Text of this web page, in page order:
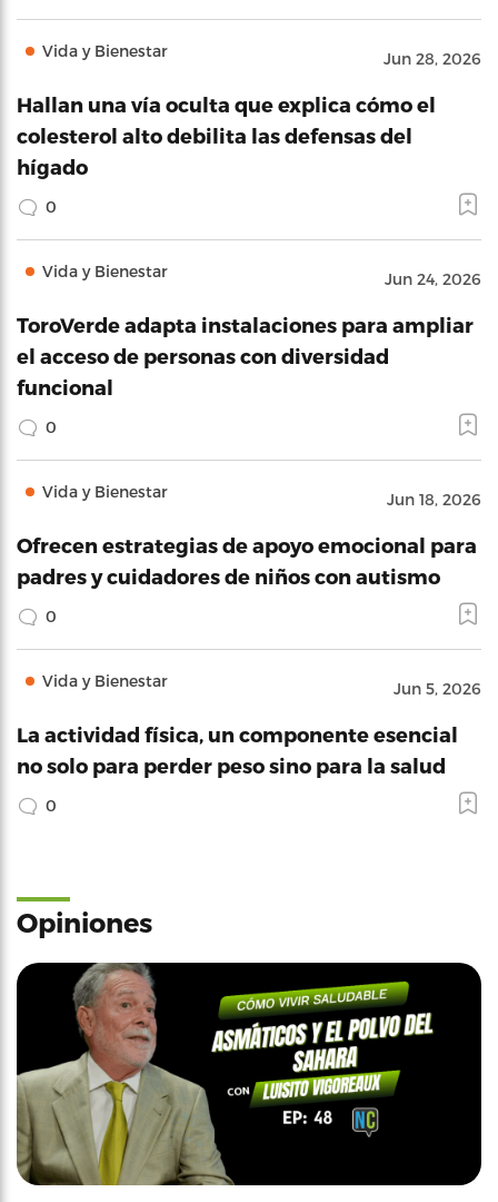
Vida y Bienestar Jun 28, 2026
Hallan una vía oculta que explica cómo el
colesterol alto debilita las defensas del
hígado
0
Vida y Bienestar Jun 24, 2026
ToroVerde adapta instalaciones para ampliar
el acceso de personas con diversidad
funcional
0
Vida y Bienestar Jun 18, 2026
Ofrecen estrategias de apoyo emocional para
padres y cuidadores de niños con autismo
0
Vida y Bienestar Jun 5, 2026
La actividad física, un componente esencial
no solo para perder peso sino para la salud
0
Opiniones